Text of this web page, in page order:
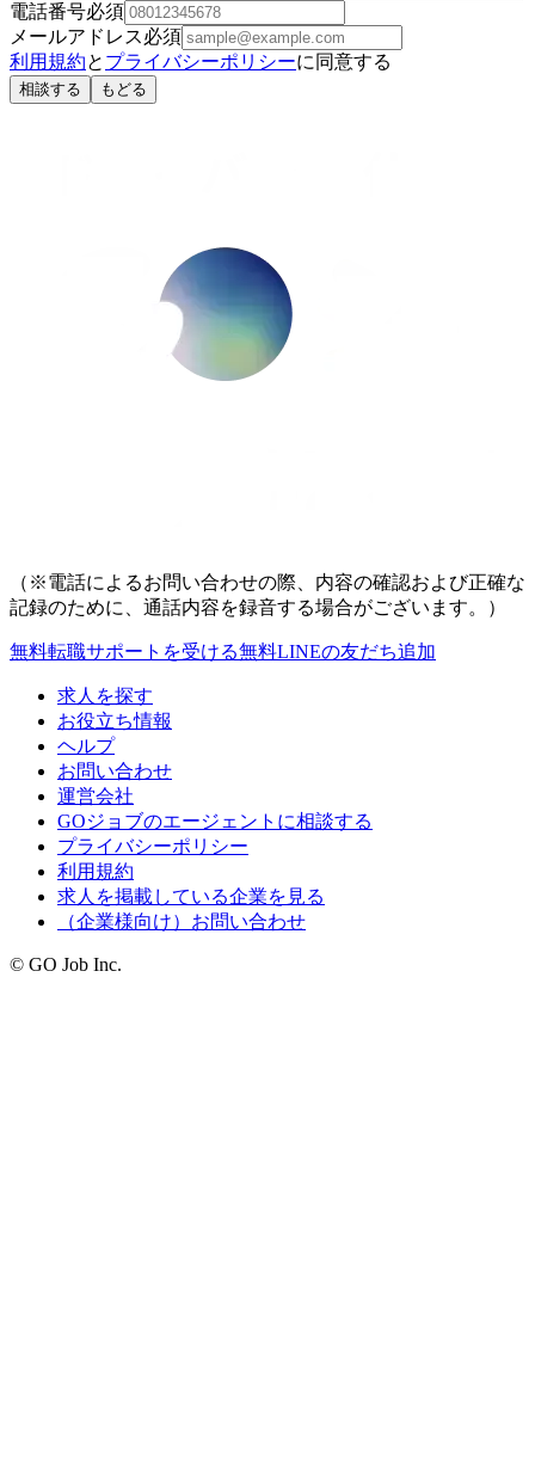
電話番号必須
メールアドレス必須
利用規約と プライバシーポリシーに同意する
相談する もどる
（※電話によるお問い合わせの際、内容の確認および正確な
記録のために、通話内容を録音する場合がございます。）
無料転職サポートを受ける無料LINEの友だち追加
求人を探す
お役立ち情報
ヘルプ
お問い合わせ
運営会社
GOジョブのエージェントに相談する
プライバシーポリシー
利用規約
求人を掲載している企業を見る
（企業様向け）お問い合わせ
© GO Job Inc.